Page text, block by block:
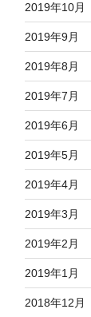
2019年10月
2019年9月
2019年8月
2019年7月
2019年6月
2019年5月
2019年4月
2019年3月
2019年2月
2019年1月
2018年12月